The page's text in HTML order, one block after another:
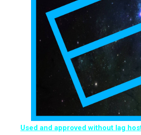
Used and approved without lag